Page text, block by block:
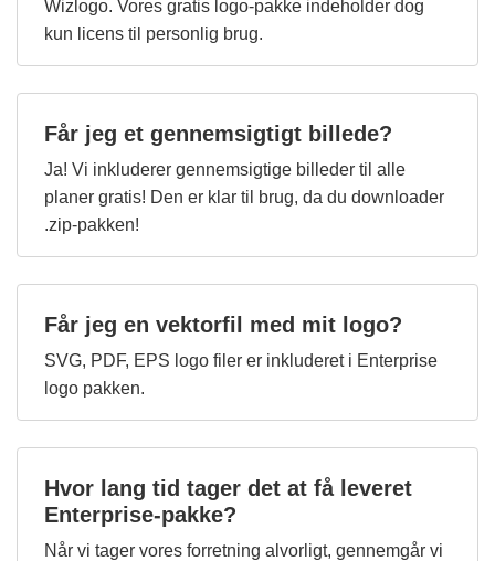
Wizlogo. Vores gratis logo-pakke indeholder dog
kun licens til personlig brug.
Får jeg et gennemsigtigt billede?
Ja! Vi inkluderer gennemsigtige billeder til alle
planer gratis! Den er klar til brug, da du downloader
.zip-pakken!
Får jeg en vektorfil med mit logo?
SVG, PDF, EPS logo filer er inkluderet i Enterprise
logo pakken.
Hvor lang tid tager det at få leveret
Enterprise-pakke?
Når vi tager vores forretning alvorligt, gennemgår vi